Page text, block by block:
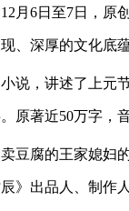
月6日至7日，原
、深厚的文化底
说，讲述了上元
原著近50万字，
豆腐的王家媳妇
》出品人、制作